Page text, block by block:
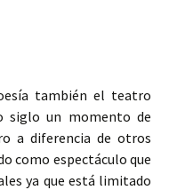
también el teatro
siglo un momento de
a diferencia de otros
como espectáculo que
ya que está limitado